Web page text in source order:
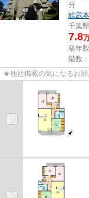
分
総武
千葉県
7.8
築年
階数
★他社掲載の気になるお